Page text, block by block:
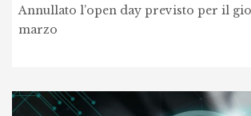
Annullato l’open day previsto per il
marzo